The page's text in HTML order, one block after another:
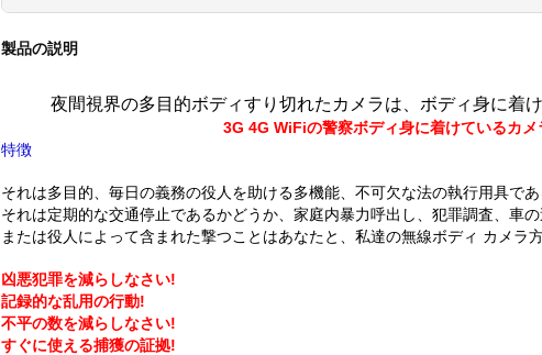
製品の説明
夜間視界の多目的ボディすり切れたカメラは、ボディ身に着
3G 4G WiFiの警察ボディ身に着けているカ
特徴
それは多目的、毎日の義務の役人を助ける多機能、不可欠な法の執行用具で
それは定期的な交通停止であるかどうか、家庭内暴力呼出し、犯罪調査、車
または役人によって含まれた撃つことはあなたと、私達の無線ボディ カメラ
凶悪犯罪を減らしなさい!
記録的な乱用の行動!
不平の数を減らしなさい!
すぐに使える捕獲の証拠!